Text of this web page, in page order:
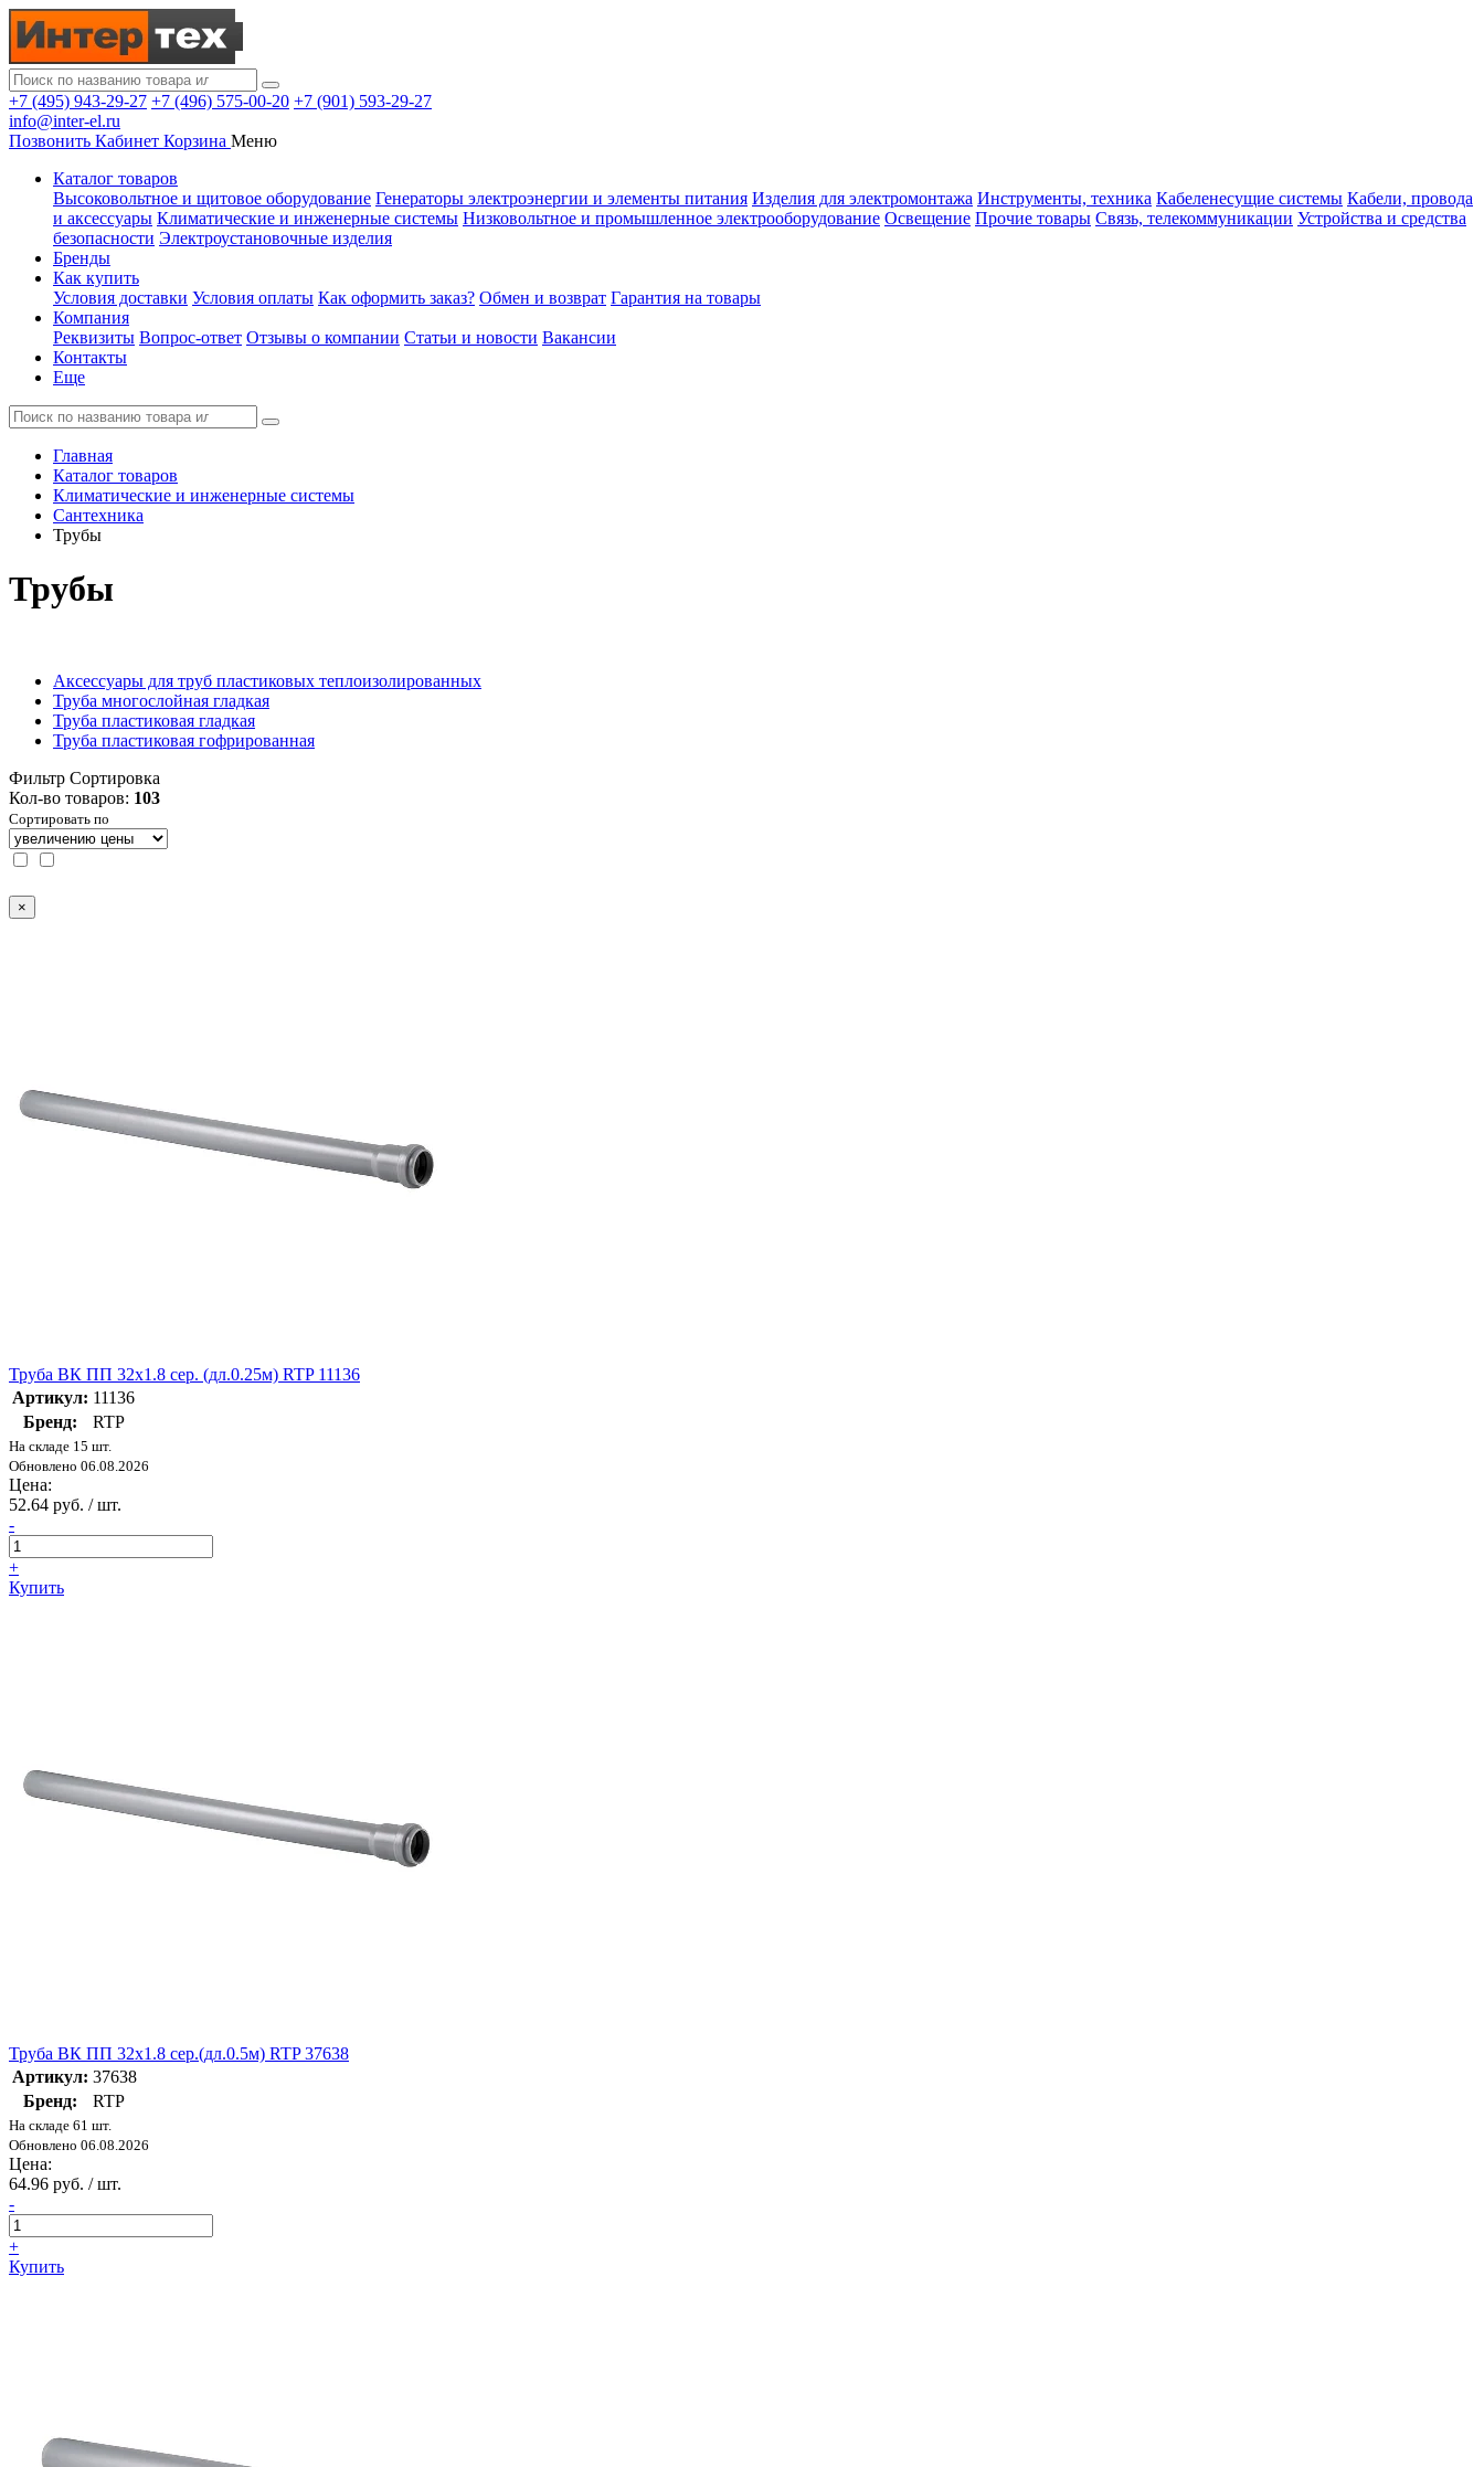
+7 (495) 943-29-27 +7 (496) 575-00-20 +7 (901) 593-29-27
info@inter-el.ru
Позвонить Кабинет Корзина Меню
Каталог товаров
Высоковольтное и щитовое оборудование Генераторы электроэнергии и элементы питания Изделия для электромонтажа Инструменты, техника Кабеленесущие системы Кабели, провода
и аксессуары Климатические и инженерные системы Низковольтное и промышленное электрооборудование Освещение Прочие товары Связь, телекоммуникации Устройства и средства
безопасности Электроустановочные изделия
Бренды
Как купить
Условия доставки Условия оплаты Как оформить заказ? Обмен и возврат Гарантия на товары
Компания
Реквизиты Вопрос-ответ Отзывы о компании Статьи и новости Вакансии
Контакты
Еще
Главная
Каталог товаров
Климатические и инженерные системы
Сантехника
Трубы
Трубы
Аксессуары для труб пластиковых теплоизолированных
Труба многослойная гладкая
Труба пластиковая гладкая
Труба пластиковая гофрированная
Фильтр Сортировка
Кол-во товаров: 103
Сортировать по
×
Труба ВК ПП 32х1.8 сер. (дл.0.25м) RTP 11136
Артикул: 11136
Бренд:
RTP
На складе 15 шт.
Обновлено 06.08.2026
Цена:
52.64 руб. / шт.
-
+
Купить
Труба ВК ПП 32х1.8 сер.(дл.0.5м) RTP 37638
Артикул: 37638
Бренд:
RTP
На складе 61 шт.
Обновлено 06.08.2026
Цена:
64.96 руб. / шт.
-
+
Купить